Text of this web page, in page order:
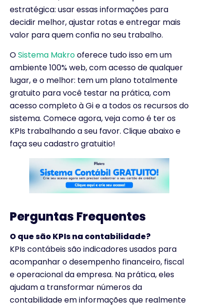
estratégica: usar essas informações para
decidir melhor, ajustar rotas e entregar mais
valor para quem confia no seu trabalho.
OSistema Makrooferece tudo isso em um
ambiente 100% web, com acesso de qualquer
lugar, e o melhor: tem um plano totalmente
gratuito para você testar na prática, com
acesso completo à Gi e a todos os recursos do
sistema. Comece agora, veja como é ter os
KPIs trabalhando a seu favor. Clique abaixo e
faça seu cadastro gratuitio!
Perguntas Frequentes
O que são KPIs na contabilidade?
KPIs contábeis são indicadores usados para
acompanhar o desempenho financeiro, fiscal
e operacional da empresa. Na prática, eles
ajudam a transformar números da
contabilidade em informações que realmente